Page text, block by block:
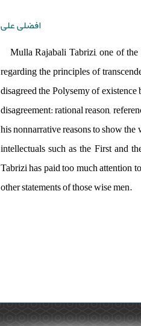
افضلی علی
Mulla Rajabali Tabrizi, one of
regarding the principles of
disagreed the Polysemy of
disagreement: rational reason,
his nonnarrative reasons to show
intellectuals such as the First and
Tabrizi has paid too much attention
other statements of those wise men.